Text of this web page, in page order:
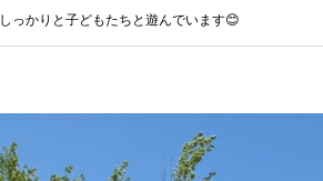
しっかりと子どもたちと遊んでいます😊